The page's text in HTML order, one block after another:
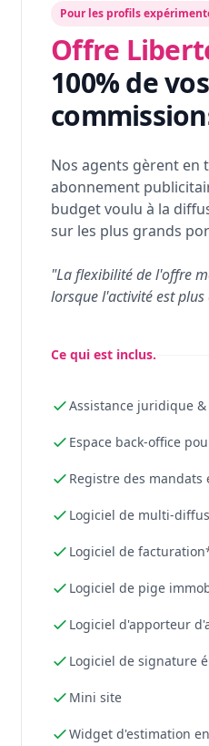
Pour les profils
Offre
100% de vos
Nos agents gèrent
abonnement
budget voulu à la
sur les plus grands
"La flexibilité de l'offre
lorsque l'activité est plus
Ce qui est inclus.
Assistance juridique
Espace back-office
Registre des
Logiciel de multi-
Logiciel de
Logiciel de pige
Logiciel d'apporteur
Logiciel de signature
Mini site
Widget d'estimation